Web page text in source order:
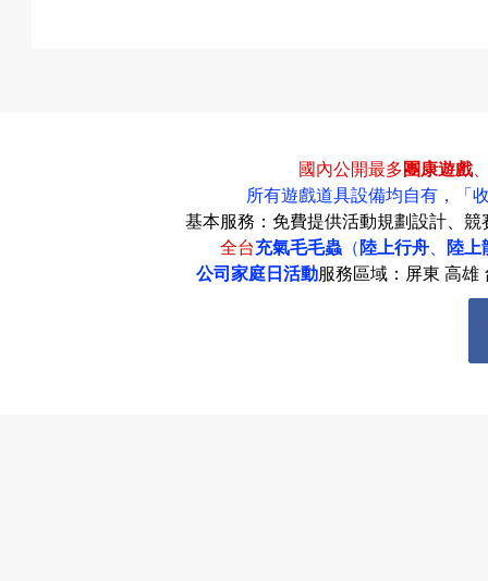
國內公開最多團康遊戲
所有遊戲道具設備均自有，
「
基本服務：免費提供活動規劃設計、
全台充氣毛毛蟲 （ 陸上行舟
陸上
公司家庭日活動服務區域：屏東 高雄